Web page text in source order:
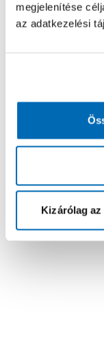
megjelenítése
az adatkezelési
Kizárólag